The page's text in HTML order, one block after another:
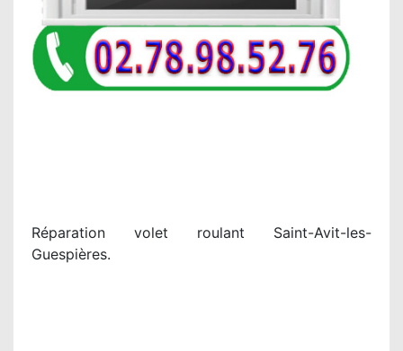
Réparation volet roulant Saint-Avit-les-
Guespières.